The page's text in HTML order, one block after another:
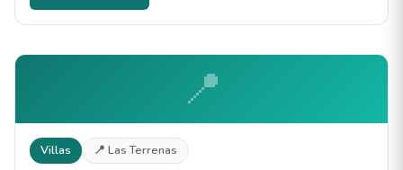
📍
Villas 📍 Las Terrenas